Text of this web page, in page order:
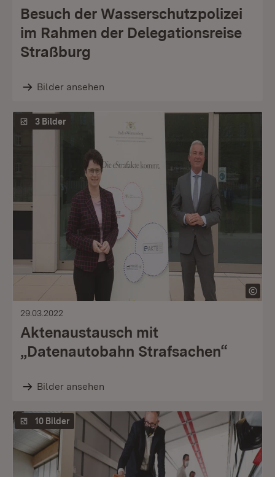
Besuch der Wasserschutzpolizei
im Rahmen der Delegationsreise
Straßburg
Bilder ansehen
3 Bilder
29.03.2022
Aktenaustausch mit
„Datenautobahn Strafsachen“
Bilder ansehen
10 Bilder